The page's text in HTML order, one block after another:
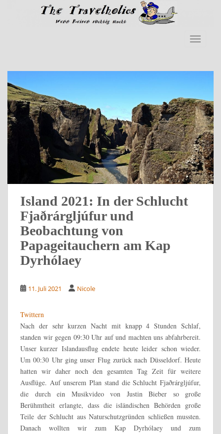
Skip to main content
Island 2021: In der Schlucht
Fjaðrárgljúfur und
Beobachtung von
Papageitauchern am Kap
Dyrhólaey
11. Juli 2021 Nicole
Twittern
Nach der sehr kurzen Nacht mit knapp 4 Stunden Schlaf,
standen wir gegen 09:30 Uhr auf und machten uns abfahrbereit.
Unser kurzer Islandausflug endete heute leider schon wieder.
Um 00:30 Uhr ging unser Flug zurück nach Düsseldorf. Heute
hatten wir daher noch den gesamten Tag Zeit für weitere
Ausflüge. Auf unserem Plan stand die Schlucht Fjaðrárgljúfur,
die durch ein Musikvideo von Justin Bieber so große
Berühmtheit erlangte, dass die isländischen Behörden große
Teile der Schlucht aus Naturschutzgründen schließen mussten.
Danach wollten wir zum Kap Dyrhólaey und zum